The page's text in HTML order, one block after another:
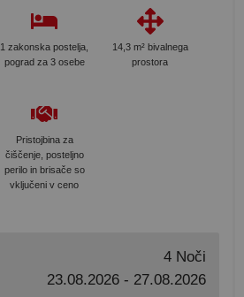
1 zakonska postelja,
pograd za 3 osebe
14,3 m² bivalnega
prostora
Pristojbina za
čiščenje, posteljno
perilo in brisače so
vključeni v ceno
4 Noči
23.08.2026 - 27.08.2026